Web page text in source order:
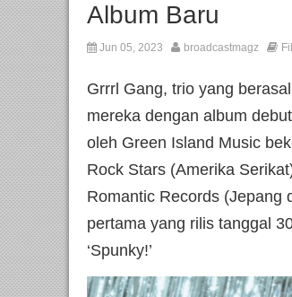
Album Baru
Jun 05, 2023 broadcastmagz
Grrrl Gang, trio yang
mereka dengan album
oleh Green Island Music
Rock Stars (Amerika
Romantic Records (Jepang
pertama yang rilis tanggal
‘Spunky!’